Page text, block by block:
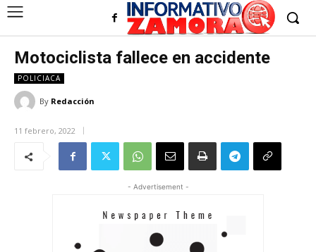
Motociclista fallece en accidente
POLICIACA
By Redacción
11 febrero, 2022
- Advertisement -